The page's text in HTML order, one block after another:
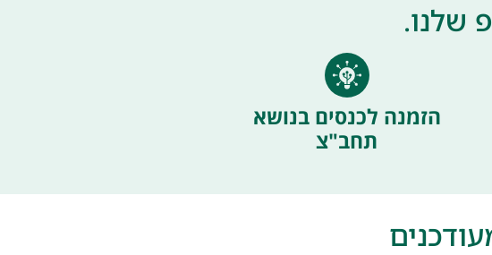
שלנו.
הזמנה לכנסים בנושא
תחב"צ